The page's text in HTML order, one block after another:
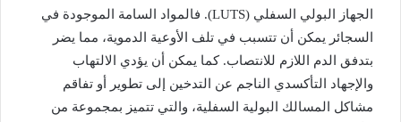
الجهاز البولي السفلي (LUTS). فالمواد السامة الموجودة في
السجائر يمكن أن تتسبب في تلف الأوعية الدموية، مما يضر
بتدفق الدم اللازم للانتصاب. كما يمكن أن يؤدي الالتهاب
والإجهاد التأكسدي الناجم عن التدخين إلى تطوير أو تفاقم
مشاكل المسالك البولية السفلية، والتي تتميز بمجموعة من